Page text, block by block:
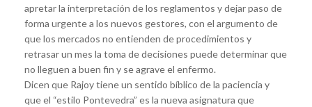
apretar la interpretación de los reglamentos y dejar paso de
forma urgente a los nuevos gestores, con el argumento de
que los mercados no entienden de procedimientos y
retrasar un mes la toma de decisiones puede determinar que
no lleguen a buen fin y se agrave el enfermo.
Dicen que Rajoy tiene un sentido bíblico de la paciencia y
que el “estilo Pontevedra” es la nueva asignatura que